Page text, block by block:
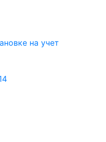
на учет